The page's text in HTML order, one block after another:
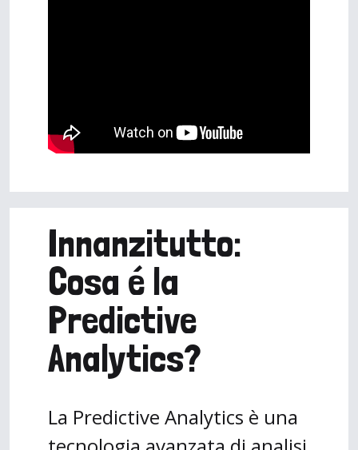
Innanzitutto:
Cosa é la
Predictive
Analytics?
La Predictive Analytics è una